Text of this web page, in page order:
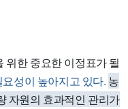
위한 중요한 이정표가 될
성이 높아지고 있다. 농
자원의 효과적인 관리가